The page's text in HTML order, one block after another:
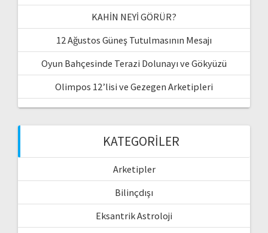
KAHİN NEYİ GÖRÜR?
12 Ağustos Güneş Tutulmasının Mesajı
Oyun Bahçesinde Terazi Dolunayı ve Gökyüzü
Olimpos 12’lisi ve Gezegen Arketipleri
KATEGORILER
Arketipler
Bilinçdışı
Eksantrik Astroloji